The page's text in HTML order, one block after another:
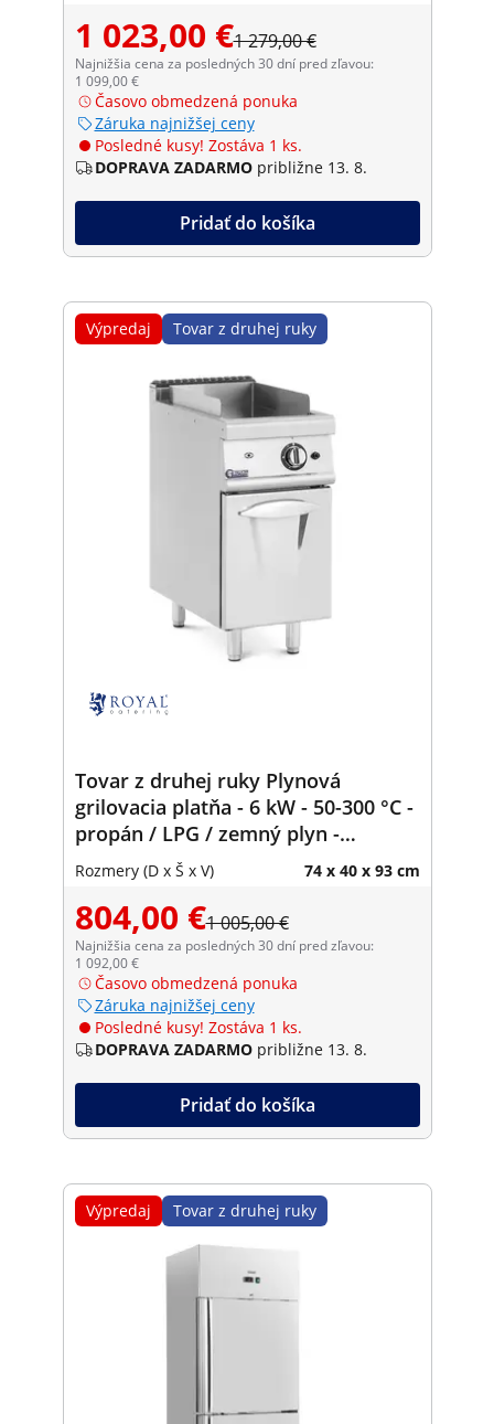
1 023,00 €1 279,00 €
Najnižšia cena za posledných 30 dní pred zľavou:
1 099,00 €
Časovo obmedzená ponuka
Záruka najnižšej ceny
Posledné kusy! Zostáva 1 ks.
DOPRAVA ZADARMO približne 13. 8.
Pridať do košíka
Výpredaj Tovar z druhej ruky
Tovar z druhej ruky Plynová
grilovacia platňa - 6 kW - 50-300 °C -
propán / LPG / zemný plyn -
podstavná skriňa - Royal Catering
Rozmery (D x Š x V) 74 x 40 x 93 cm
804,00 €1 005,00 €
Najnižšia cena za posledných 30 dní pred zľavou:
1 092,00 €
Časovo obmedzená ponuka
Záruka najnižšej ceny
Posledné kusy! Zostáva 1 ks.
DOPRAVA ZADARMO približne 13. 8.
Pridať do košíka
Výpredaj Tovar z druhej ruky